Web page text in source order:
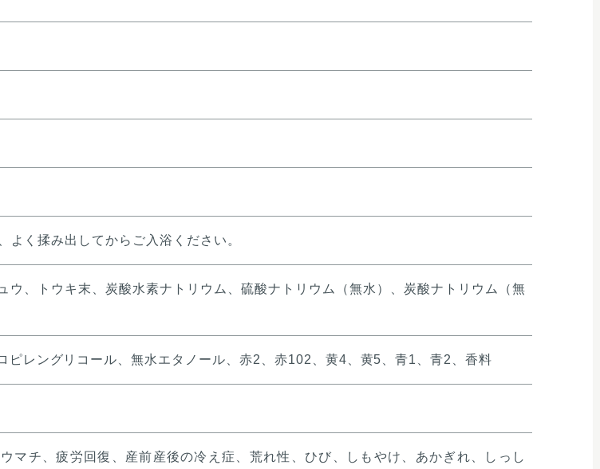
く揉み出してからご入浴ください。
ウ、トウキ末、炭酸水素ナトリウム、硫酸ナトリウム（無水）、炭酸ナトリウム（無
ピレングリコール、無水エタノール、赤2、赤102、黄4、黄5、青1、青2、香料
マチ、疲労回復、産前産後の冷え症、荒れ性、ひび、しもやけ、あかぎれ、しっし